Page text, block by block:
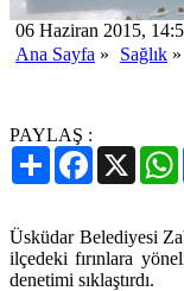
06 Haziran 2015,
Ana Sayfa » Sağlık »
PAYLAŞ :
PaylaşFacebook
X
Üsküdar Belediyesi
ilçedeki fırınlara
denetimi sıklaştırdı.